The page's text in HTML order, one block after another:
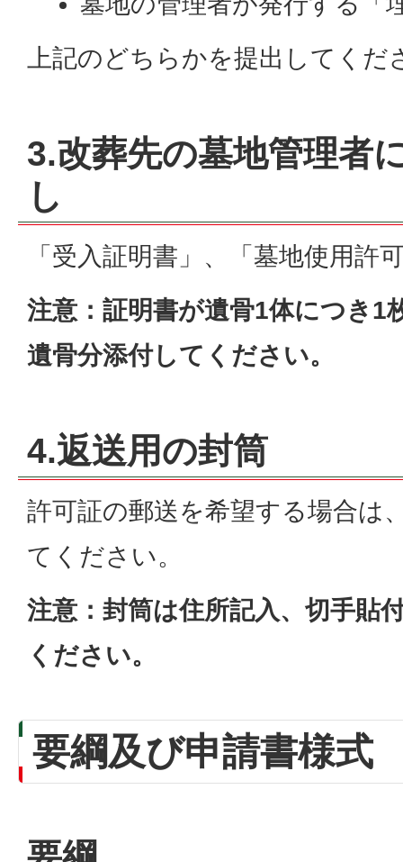
上記のどちらかを提出してくだ
3.改葬先の墓地管理者
し
「受入証明書」、「墓地使用許
注意：証明書が遺骨1体につき1
遺骨分添付してください。
4.返送用の封筒
許可証の郵送を希望する場合は
てください。
注意：封筒は住所記入、切手貼
ください。
要綱及び申請書様式